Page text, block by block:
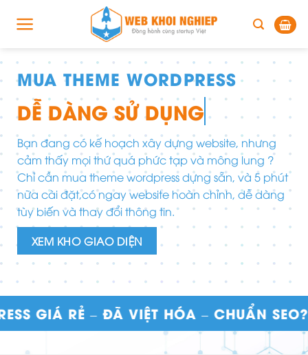
MUA THEME WORDPRESS
DỄ DÀNG SỬ DỤNG
Bạn đang có kế hoạch xây dựng website, nhưng
cảm thấy mọi thứ quá phức tạp và mông lung ?
Chỉ cần mua theme wordpress dựng sẵn, và 5 phút
nữa cài đặt,có ngay website hoàn chỉnh, dễ dàng
tùy biến và thay đổi thông tin.
XEM KHO GIAO DIỆN
RẺ – ĐÃ VIỆT HÓA – CHUẨN SEO? HÃY